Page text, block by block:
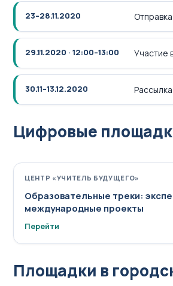
23–28.11.2020
29.11.2020 · 12:00–13:00 Участие
30.11–13.12.2020
Цифровые
ЦЕНТР «УЧИТЕЛЬ БУДУЩЕГО»
Образовательные треки:
международные проекты
Перейти
Площадки в